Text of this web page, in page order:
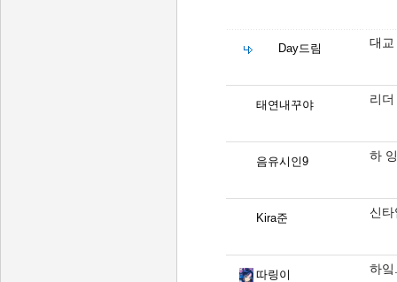
Day드림 대교
태연내꾸야 리
음유시인9 하
Kira준 신
따링이 하